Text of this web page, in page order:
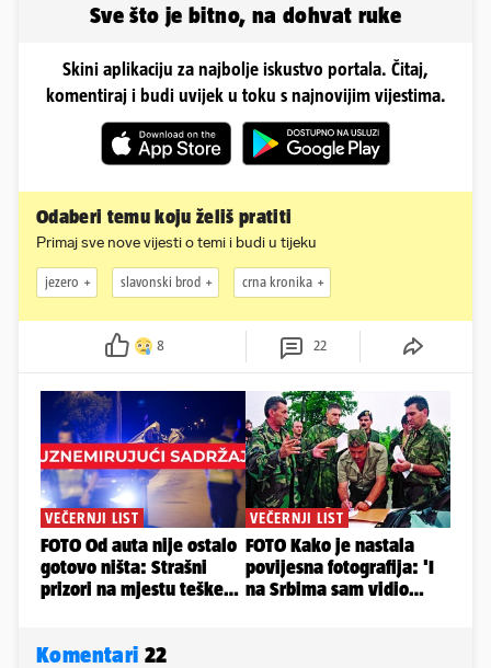
Sve što je bitno, na dohvat ruke
Skini aplikaciju za najbolje iskustvo portala. Čitaj,
komentiraj i budi uvijek u toku s najnovijim vijestima.
Odaberi temu koju želiš pratiti
Primaj sve nove vijesti o temi i budi u tijeku
jezero slavonski brod crna kronika
8 22
Komentari 22